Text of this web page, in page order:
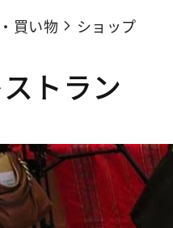
買い物 ショップ
トラン